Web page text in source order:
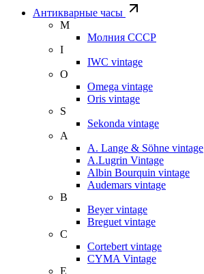
Антикварные часы
М
Молния СССР
I
IWC vintage
O
Omega vintage
Oris vintage
S
Sekonda vintage
A
A. Lange & Söhne vintage
A.Lugrin Vintage
Albin Bourquin vintage
Audemars vintage
B
Beyer vintage
Breguet vintage
C
Cortebert vintage
CYMA Vintage
E